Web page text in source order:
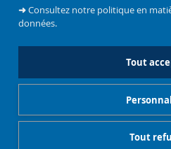
➜Consultez notre politique en
données.
Tout
Tout